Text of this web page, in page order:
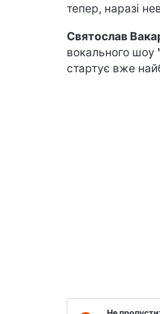
тепер, наразі
Святослав
вокального шоу
стартує вже